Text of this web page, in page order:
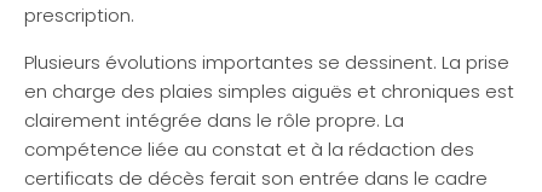
prescription.
Plusieurs évolutions importantes se dessinent. La prise
en charge des plaies simples aiguës et chroniques est
clairement intégrée dans le rôle propre. La
compétence liée au constat et à la rédaction des
certificats de décès ferait son entrée dans le cadre